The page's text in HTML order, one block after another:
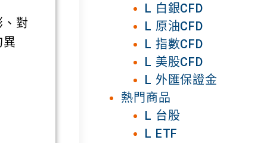
、對
異
L 白銀CFD
L 原油CFD
L 指數CFD
L 美股CFD
L 外匯保證金
熱門商品
L 台股
L ETF